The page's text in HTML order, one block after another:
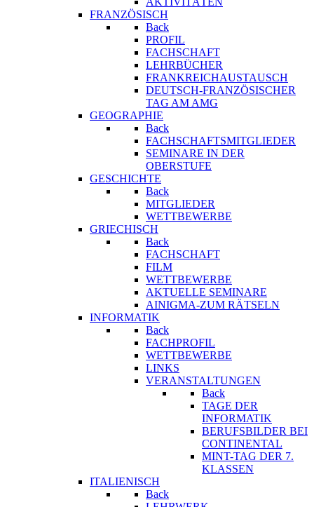
FRANZÖSISCH
Back
PROFIL
FACHSCHAFT
LEHRBÜCHER
FRANKREICHAUSTAUSCH
DEUTSCH-FRANZÖSISCHER
TAG AM AMG
GEOGRAPHIE
Back
FACHSCHAFTSMITGLIEDER
SEMINARE IN DER
OBERSTUFE
GESCHICHTE
Back
MITGLIEDER
WETTBEWERBE
GRIECHISCH
Back
FACHSCHAFT
FILM
WETTBEWERBE
AKTUELLE SEMINARE
AINIGMA-ZUM RÄTSELN
INFORMATIK
Back
FACHPROFIL
WETTBEWERBE
LINKS
VERANSTALTUNGEN
Back
TAGE DER
INFORMATIK
BERUFSBILDER BEI
CONTINENTAL
MINT-TAG DER 7.
KLASSEN
ITALIENISCH
Back